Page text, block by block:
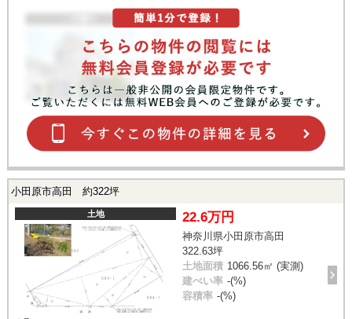
小田原市高田 約322坪
土地 22.6万円
神奈川県小田原市高田
322.63坪
土地面積 1066.56㎡ (実測)
建ぺい率 -(%)
容積率 -(%)